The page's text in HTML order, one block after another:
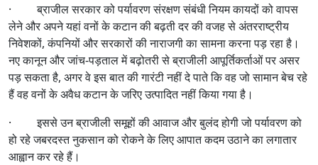
· ब्राजील सरकार को पर्यावरण संरक्षण संबंधी नियम कायदों को वापस
लेने और अपने यहां वनों के कटान की बढ़ती दर की वजह से अंतरराष्ट्रीय
निवेशकों, कंपनियों और सरकारों की नाराजगी का सामना करना पड़ रहा है।
नए कानून और जांच-पड़ताल में बढ़ोतरी से ब्राजीली आपूर्तिकर्ताओं पर असर
पड़ सकता है, अगर वे इस बात की गारंटी नहीं दे पाते कि वह जो सामान बेच रहे
हैं वह वनों के अवैध कटान के जरिए उत्पादित नहीं किया गया है।
· इससे उन ब्राजीली समूहों की आवाज और बुलंद होगी जो पर्यावरण को
हो रहे जबरदस्त नुकसान को रोकने के लिए आपात कदम उठाने का लगातार
आह्वान कर रहे हैं।